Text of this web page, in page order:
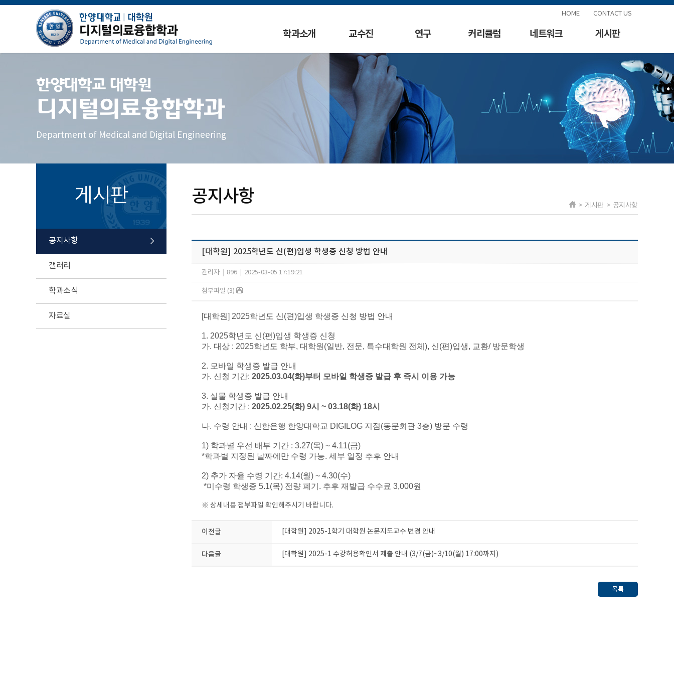
HOME CONTACT US
학과소개 교수진 연구 커리큘럼 네트워크 게시판
한양대학교 대학원
디지털의료융합학과
Department of Medical and Digital Engineering
게시판
공지사항
갤러리
학과소식
자료실
공지사항 > 게시판 > 공지사항
[대학원] 2025학년도 신(편)입생 학생증 신청 방법 안내
관리자 896 2025-03-05 17:19:21
첨부파일 (3)
[대학원] 2025학년도 신(편)입생 학생증 신청 방법 안내
1. 2025학년도 신(편)입생 학생증 신청
가. 대상 : 2025학년도 학부, 대학원(일반, 전문, 특수대학원 전체), 신(편)입생, 교환/ 방문학생
2. 모바일 학생증 발급 안내
가. 신청 기간: 2025.03.04(화)부터 모바일 학생증 발급 후 즉시 이용 가능
3. 실물 학생증 발급 안내
가. 신청기간 : 2025.02.25(화) 9시 ~ 03.18(화) 18시
나. 수령 안내 : 신한은행 한양대학교 DIGILOG 지점(동문회관 3층) 방문 수령
1) 학과별 우선 배부 기간 : 3.27(목) ~ 4.11(금)
*학과별 지정된 날짜에만 수령 가능. 세부 일정 추후 안내
2) 추가 자율 수령 기간: 4.14(월) ~ 4.30(수)
*미수령 학생증 5.1(목) 전량 폐기. 추후 재발급 수수료 3,000원
※ 상세내용 첨부파일 확인해주시기 바랍니다.
이전글 [대학원] 2025-1학기 대학원 논문지도교수 변경 안내
다음글 [대학원] 2025-1 수강허용확인서 제출 안내 (3/7(금)~3/10(월) 17:00까지)
목록